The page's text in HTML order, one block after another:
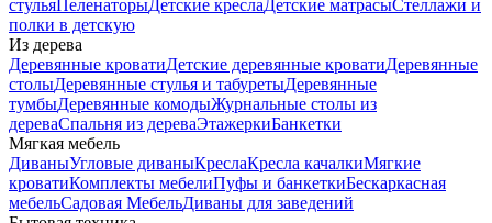
стульяПеленаторыДетские креслаДетские матрасыСтеллажи и
полки в детскую
Из дерева
Деревянные кроватиДетские деревянные кроватиДеревянные
столыДеревянные стулья и табуретыДеревянные
тумбыДеревянные комодыЖурнальные столы из
дереваСпальня из дереваЭтажеркиБанкетки
Мягкая мебель
ДиваныУгловые диваныКреслаКресла качалкиМягкие
кроватиКомплекты мебелиПуфы и банкеткиБескаркасная
мебельСадовая МебельДиваны для заведений